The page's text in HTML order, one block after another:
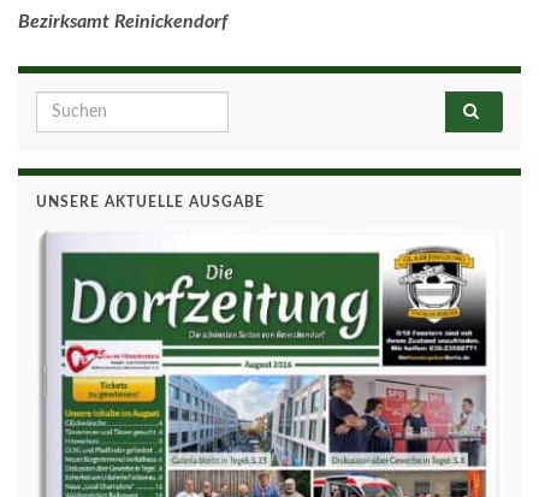
Bezirksamt Reinickendorf
Search for:
UNSERE AKTUELLE AUSGABE